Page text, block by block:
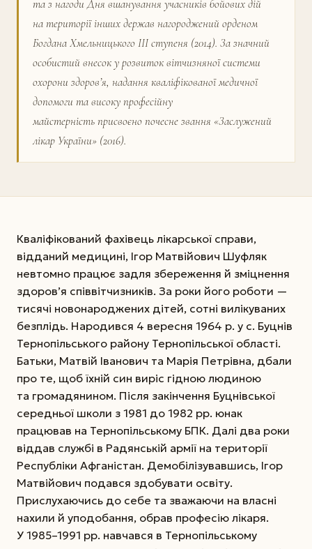
та з нагоди Дня вшанування учасників бойових дій
на території інших держав нагороджений орденом
Богдана Хмельницького ІІІ ступеня (2014). За значний
особистий внесок у розвиток вітчизняної системи
охорони здоров’я, надання кваліфікованої медичної
допомоги та високу професійну
майстерність присвоєно почесне звання «Заслужений
лікар України» (2016).
Кваліфікований фахівець лікарської справи,
відданий медицині, Ігор Матвійович Шуфляк
невтомно працює задля збереження й зміцнення
здоров’я співвітчизників. За роки його роботи —
тисячі новонароджених дітей, сотні вилікуваних
безплідь. Народився 4 вересня 1964 р. у с. Буцнів
Тернопільського району Тернопільської області.
Батьки, Матвій Іванович та Марія Петрівна, дбали
про те, щоб їхній син виріс гідною людиною
та громадянином. Після закінчення Буцнівської
середньої школи з 1981 до 1982 рр. юнак
працював на Тернопільському БПК. Далі два роки
віддав службі в Радянській армії на території
Республіки Афганістан. Демобілізувавшись, Ігор
Матвійович подався здобувати освіту.
Прислухаючись до себе та зважаючи на власні
нахили й уподобання, обрав професію лікаря.
У 1985–1991 рр. навчався в Тернопільському